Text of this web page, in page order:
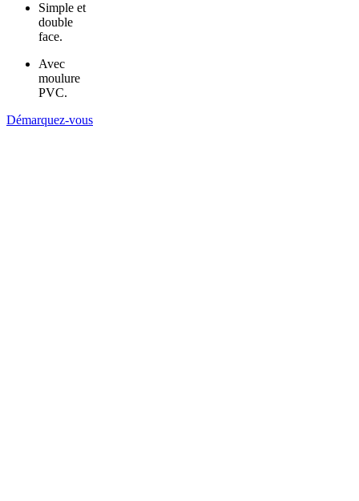
Simple et
double
face.
Avec
moulure
PVC.
Démarquez-vous